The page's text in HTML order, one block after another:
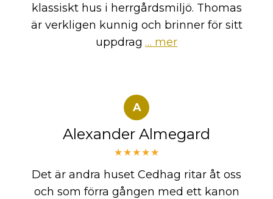
klassiskt hus i herrgårdsmiljö. Thomas
är verkligen kunnig och brinner för sitt
uppdrag … mer
A
Alexander Almegard
★★★★★
Det är andra huset Cedhag ritar åt oss
och som förra gången med ett kanon